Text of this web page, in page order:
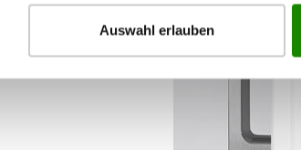
Auswahl erlauben